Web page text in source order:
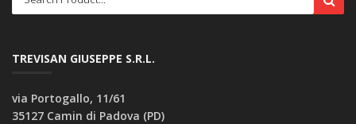
TREVISAN GIUSEPPE S.R.L.
via Portogallo, 11/61
35127 Camin di Padova (PD)